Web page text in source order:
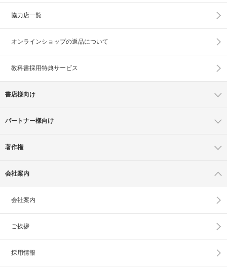
協力店一覧
オンラインショップの返品について
教科書採用特典サービス
書店様向け
パートナー様向け
著作権
会社案内
会社案内
ご挨拶
採用情報